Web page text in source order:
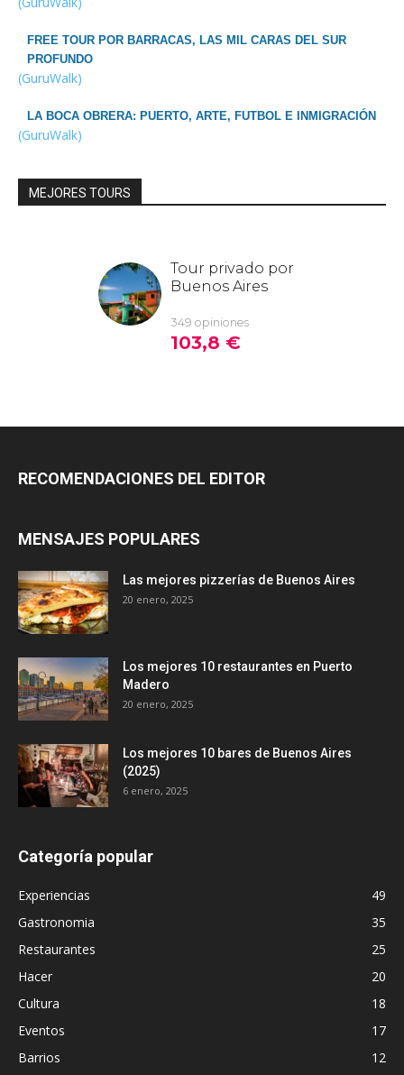
FREE TOUR POR BARRACAS, LAS MIL CARAS DEL SUR
PROFUNDO
(GuruWalk)
LA BOCA OBRERA: PUERTO, ARTE, FUTBOL E INMIGRACIÓN
(GuruWalk)
MEJORES TOURS
RECOMENDACIONES DEL EDITOR
MENSAJES POPULARES
Las mejores pizzerías de Buenos Aires
20 enero, 2025
Los mejores 10 restaurantes en Puerto
Madero
20 enero, 2025
Los mejores 10 bares de Buenos Aires
(2025)
6 enero, 2025
Categoría popular
Experiencias
49
Gastronomia
35
Restaurantes
25
Hacer
20
Cultura
18
Eventos
17
Barrios
12